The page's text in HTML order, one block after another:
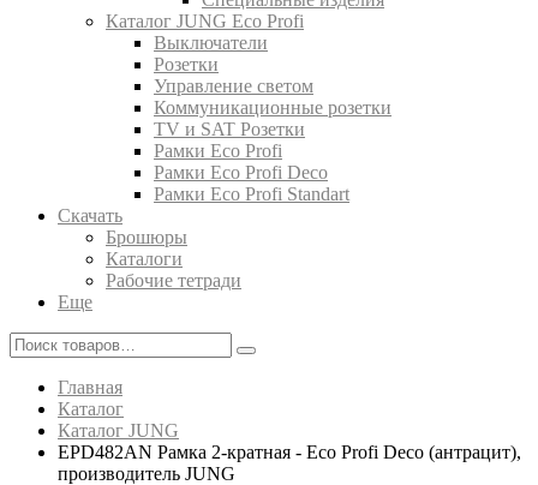
Каталог JUNG Eco Profi
Выключатели
Розетки
Управление светом
Коммуникационные розетки
TV и SAT Розетки
Рамки Eco Profi
Рамки Eco Profi Deco
Рамки Eco Profi Standart
Скачать
Брошюры
Каталоги
Рабочие тетради
Еще
Главная
Каталог
Каталог JUNG
EPD482AN Рамка 2-кратная - Eco Profi Deco (антрацит),
производитель JUNG